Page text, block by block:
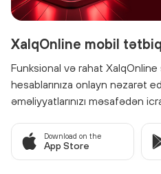
XalqOnline mobil
Funksional və rahat
hesablarınıza onlayn nəzarət
əməliyyatlarınızı məsafədən
Download on the
App Store